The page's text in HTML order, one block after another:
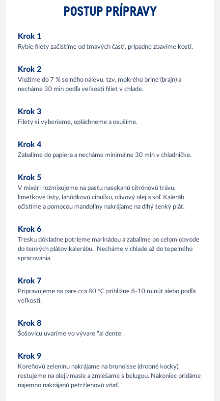
POSTUP PRÍPRAVY
Krok 1
Rybie filety začistíme od tmavých častí, prípadne zbavíme kostí.
Krok 2
Vložíme do 7 % soľného nálevu, tzv. mokrého brine (brajn) a
necháme 30 min podľa veľkosti filiet v chlade.
Krok 3
Filety si vyberieme, opláchneme a osušíme.
Krok 4
Zabalíme do papiera a necháme minimálne 30 min v chladničke.
Krok 5
V mixéri rozmixujeme na pastu nasekanú citrónovú trávu,
limetkové listy, lahôdkovú cibuľku, olivový olej a soľ. Kaleráb
očistíme a pomocou mandolíny nakrájame na dlhý tenký plát.
Krok 6
Tresku dôkladne potrieme marinádou a zabalíme po celom obvode
do tenkých plátov kalerábu. Necháme v chlade až do tepelného
spracovania.
Krok 7
Pripravujeme na pare cca 80 °C približne 8-10 minút alebo podľa
veľkosti.
Krok 8
Šošovicu uvaríme vo vývare "al dente".
Krok 9
Koreňovú zeleninu nakrájame na brunoisse (drobné kocky),
restujeme na oleji/masle a zmiešame s belugou. Nakoniec pridáme
najemno nakrájanú petržlenovú vňať.